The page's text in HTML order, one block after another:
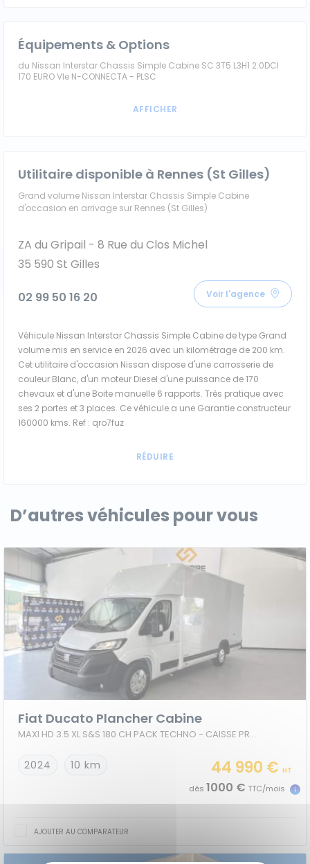
Équipements & Options
du Nissan Interstar Chassis Simple Cabine SC 3T5 L3H1 2.0DCI
170 EURO VIe N-CONNECTA - PLSC
Utilitaire disponible à Rennes (St Gilles)
Grand volume Nissan Interstar Chassis Simple Cabine
d'occasion en arrivage sur Rennes (St Gilles)
ZA du Gripail - 8 Rue du Clos Michel
35 590 St Gilles
02 99 50 16 20 Voir l'agence
Véhicule Nissan Interstar Chassis Simple Cabine de type Grand
volume mis en service en 2026 avec un kilométrage de 200 km.
Cet utilitaire d'occasion Nissan dispose d'une carrosserie de
couleur Blanc, d'un moteur Diesel d'une puissance de 170
chevaux et d'une Boite manuelle 6 rapports. Très pratique avec
ses 2 portes et 3 places. Ce véhicule a une Garantie constructeur
160000 kms. Ref : qro7fuz
D’autres véhicules pour vous
Fiat Ducato Plancher Cabine
MAXI HD 3.5 XL S&S 180 CH PACK TECHNO - CAISSE PROCAR
2024 10 km 44 990 € HT
dès 1000 € TTC/mois
AJOUTER AU COMPARATEUR